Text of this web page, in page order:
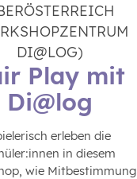
DI@LOG)
Play mit
Di@log
erleben die
in diesem
wie Mitbestimmung